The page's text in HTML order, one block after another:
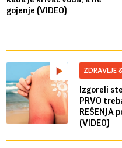
gojenje (VIDEO)
ZDRAVLJE
Izgoreli
PRVO
REŠENJA
(VIDEO)